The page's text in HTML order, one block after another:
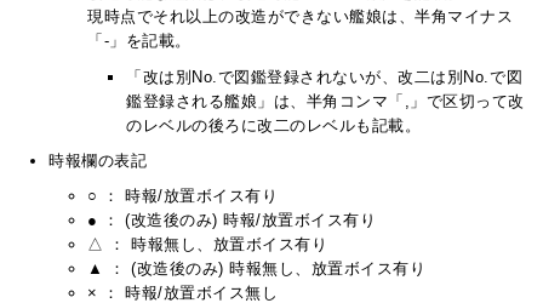
現時点でそれ以上の改造ができない艦娘は、半角マイナス
「-」を記載。
「改は別No.で図鑑登録されないが、改二は別No.で図
鑑登録される艦娘」は、半角コンマ「,」で区切って改
のレベルの後ろに改二のレベルも記載。
時報欄の表記
○ ： 時報/放置ボイス有り
● ： (改造後のみ) 時報/放置ボイス有り
△ ： 時報無し、放置ボイス有り
▲ ： (改造後のみ) 時報無し、放置ボイス有り
× ： 時報/放置ボイス無し